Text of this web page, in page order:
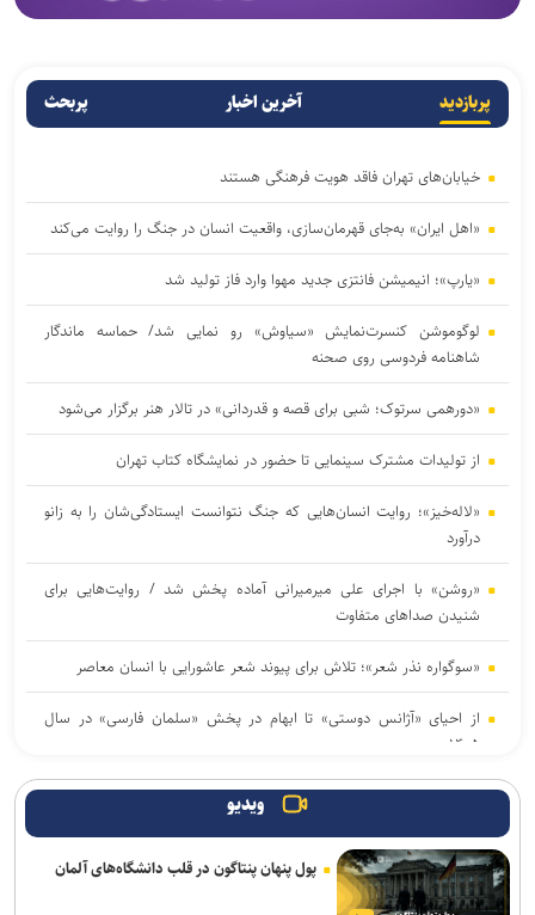
پربازدید آخرین اخبار پربحث
خیابان‌های تهران فاقد هویت فرهنگی هستند
«اهل ایران» به‌جای قهرمان‌سازی، واقعیت انسان در جنگ را روایت می‌کند
«یارپ»؛ انیمیشن فانتزی جدید مهوا وارد فاز تولید شد
لوگوموشن کنسرت‌نمایش «سیاوش» رو نمایی شد/ حماسه‌ ماندگار
شاهنامه فردوسی روی صحنه
«دورهمی سرتوک؛ شبی برای قصه و قدردانی» در تالار هنر برگزار می‌شود
از تولیدات مشترک سینمایی تا حضور در نمایشگاه کتاب تهران
«لاله‌خیز»؛ روایت انسان‌هایی که جنگ نتوانست ایستادگی‌شان را به زانو
درآورد
«روشن» با اجرای علی میرمیرانی آماده پخش شد / روایت‌هایی برای
شنیدن صداهای متفاوت
«سوگواره نذر شعر»؛ تلاش برای پیوند شعر عاشورایی با انسان معاصر
از احیای «آژانس دوستی» تا ابهام در پخش «سلمان فارسی» در سال
۱۴۰۵
انتصابات جدید در موزه ملی انقلاب اسلامی و دفاع مقدس
احیای ۹۵ واحد تولیدی آسیب‌دیده از جنگ در استان تهران
تجمعات مردمی امشب؛ تجدید میثاق با شهدای مدافع حرم و پاسداشت
ویدیو
پول پنهان پنتاگون در قلب دانشگاه‌های آلمان